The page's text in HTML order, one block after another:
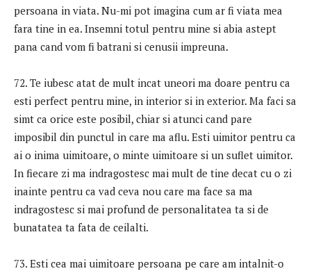
persoana in viata. Nu-mi pot imagina cum ar fi viata mea
fara tine in ea. Insemni totul pentru mine si abia astept
pana cand vom fi batrani si cenusii impreuna.
72. Te iubesc atat de mult incat uneori ma doare pentru ca
esti perfect pentru mine, in interior si in exterior. Ma faci sa
simt ca orice este posibil, chiar si atunci cand pare
imposibil din punctul in care ma aflu. Esti uimitor pentru ca
ai o inima uimitoare, o minte uimitoare si un suflet uimitor.
In fiecare zi ma indragostesc mai mult de tine decat cu o zi
inainte pentru ca vad ceva nou care ma face sa ma
indragostesc si mai profund de personalitatea ta si de
bunatatea ta fata de ceilalti.
73. Esti cea mai uimitoare persoana pe care am intalnit-o